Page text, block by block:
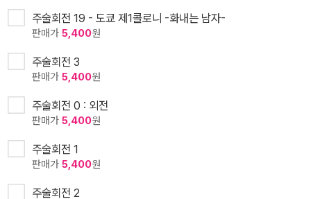
주술회전 19 - 도쿄 제1콜로니 -화내는 남자-
판매가 5,400원
주술회전 3
판매가 5,400원
주술회전 0 : 외전
판매가 5,400원
주술회전 1
판매가 5,400원
주술회전 2